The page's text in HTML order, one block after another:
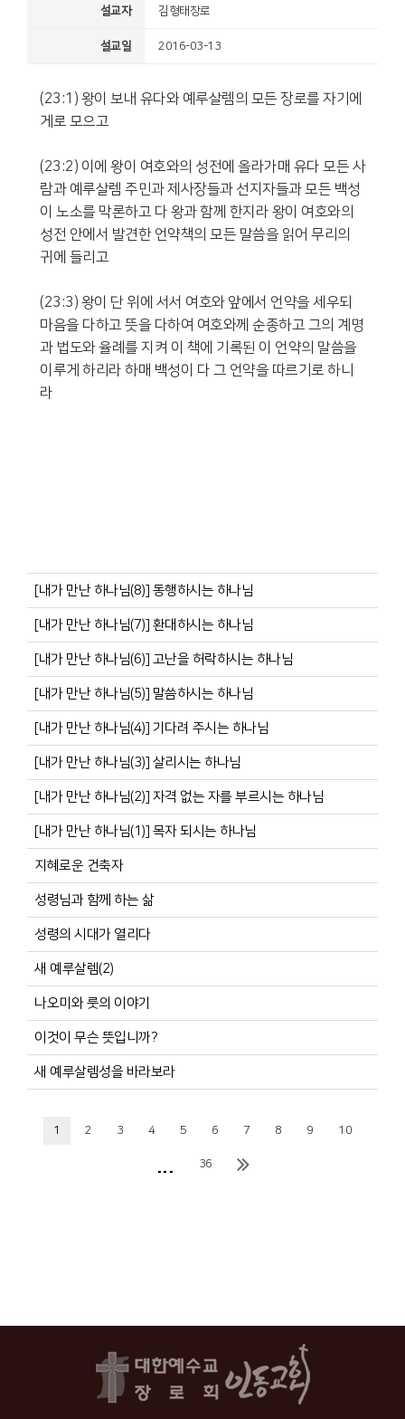
설교자 김형태장로
설교일 2016-03-13
(23:1) 왕이 보내 유다와 예루살렘의 모든 장로를 자기에
게로 모으고
(23:2) 이에 왕이 여호와의 성전에 올라가매 유다 모든 사
람과 예루살렘 주민과 제사장들과 선지자들과 모든 백성
이 노소를 막론하고 다 왕과 함께 한지라 왕이 여호와의
성전 안에서 발견한 언약책의 모든 말씀을 읽어 무리의
귀에 들리고
(23:3) 왕이 단 위에 서서 여호와 앞에서 언약을 세우되
마음을 다하고 뜻을 다하여 여호와께 순종하고 그의 계명
과 법도와 율례를 지켜 이 책에 기록된 이 언약의 말씀을
이루게 하리라 하매 백성이 다 그 언약을 따르기로 하니
라
[내가 만난 하나님(8)] 동행하시는 하나님
[내가 만난 하나님(7)] 환대하시는 하나님
[내가 만난 하나님(6)] 고난을 허락하시는 하나님
[내가 만난 하나님(5)] 말씀하시는 하나님
[내가 만난 하나님(4)] 기다려 주시는 하나님
[내가 만난 하나님(3)] 살리시는 하나님
[내가 만난 하나님(2)] 자격 없는 자를 부르시는 하나님
[내가 만난 하나님(1)] 목자 되시는 하나님
지혜로운 건축자
성령님과 함께 하는 삶
성령의 시대가 열리다
새 예루살렘(2)
나오미와 룻의 이야기
이것이 무슨 뜻입니까?
새 예루살렘성을 바라보라
1 2 3 4 5 6 7 8 9 10
... 36